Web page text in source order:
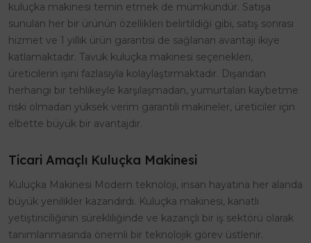
kuluçka makinesi temin etmek de mümkündür. Satışa
sunulan her bir ürünün özellikleri belirtildiği gibi, satış sonrası
hizmet ve 1 yıllık ürün garantisi de sağlanan avantajı ikiye
katlamaktadır. Tavuk kuluçka makinesi seçenekleri,
üreticilerin işini fazlasıyla kolaylaştırmaktadır. Dışarıdan
herhangi bir tehlikeyle karşılaşmadan, yumurtaları kaybetme
riski olmadan yüksek verim garantili makineler, üreticiler için
elbette büyük bir avantajdır.
Ticari Amaçlı Kuluçka Makinesi
Kuluçka Makinesi Modern teknoloji, insan hayatına her alanda
büyük yenilikler kazandırdı. Kuluçka makinesi, kanatlı
yetiştiriciliğinin sürekliliğinde ve kazançlı bir iş sektörü olarak
tanımlanmasında önemli bir teknolojik görev üstlenir.